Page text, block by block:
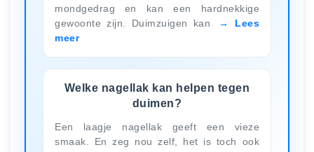
mondgedrag en kan een hardnekkige
gewoonte zijn. Duimzuigen kan
Lees
meer
Welke nagellak kan helpen tegen
duimen?
Een laagje nagellak geeft een vieze
smaak. En zeg nou zelf, het is toch ook